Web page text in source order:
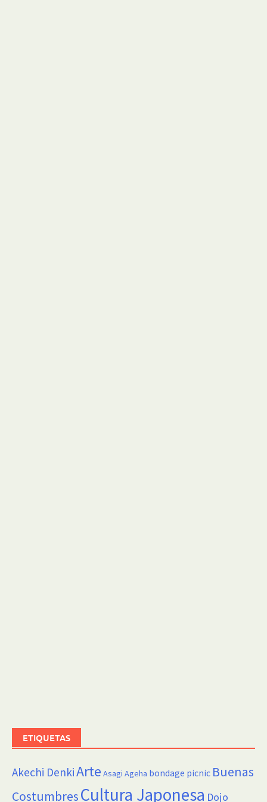
ETIQUETAS
Akechi DenkiArte Asagi Ageha bondage picnic Buenas
CostumbresCultura Japonesa Dojo